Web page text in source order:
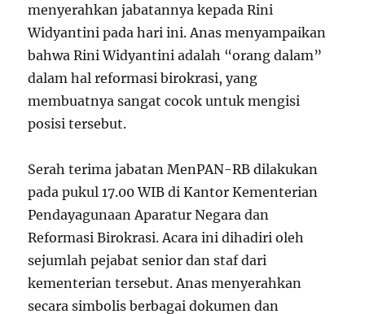
menyerahkan jabatannya kepada Rini
Widyantini pada hari ini. Anas menyampaikan
bahwa Rini Widyantini adalah “orang dalam”
dalam hal reformasi birokrasi, yang
membuatnya sangat cocok untuk mengisi
posisi tersebut.
Serah terima jabatan MenPAN-RB dilakukan
pada pukul 17.00 WIB di Kantor Kementerian
Pendayagunaan Aparatur Negara dan
Reformasi Birokrasi. Acara ini dihadiri oleh
sejumlah pejabat senior dan staf dari
kementerian tersebut. Anas menyerahkan
secara simbolis berbagai dokumen dan